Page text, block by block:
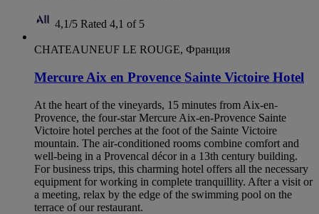
4,1/5 Rated 4,1 of 5
CHATEAUNEUF LE ROUGE, Франция
Mercure Aix en Provence Sainte Victoire Hotel
At the heart of the vineyards, 15 minutes from Aix-en-
Provence, the four-star Mercure Aix-en-Provence Sainte
Victoire hotel perches at the foot of the Sainte Victoire
mountain. The air-conditioned rooms combine comfort and
well-being in a Provencal décor in a 13th century building.
For business trips, this charming hotel offers all the necessary
equipment for working in complete tranquillity. After a visit or
a meeting, relax by the edge of the swimming pool on the
terrace of our restaurant.